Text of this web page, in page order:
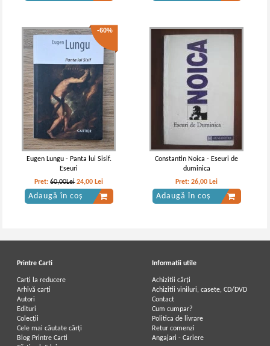
-60%
Eugen Lungu - Panta lui Sisif.
Eseuri
Pret:60,00Lei 24,00 Lei
Adaugă în coș
Constantin Noica - Eseuri de
duminica
Pret:26,00 Lei
Adaugă în coș
Printre Carti
Carți la reducere
Arhivă carți
Autori
Edituri
Colecții
Cele mai căutate cărți
Blog Printre Carti
Informatii utile
Achizitii cărți
Achizitii viniluri, casete, CD/DVD
Contact
Cum cumpar?
Politica de livrare
Retur comenzi
Angajari - Cariere